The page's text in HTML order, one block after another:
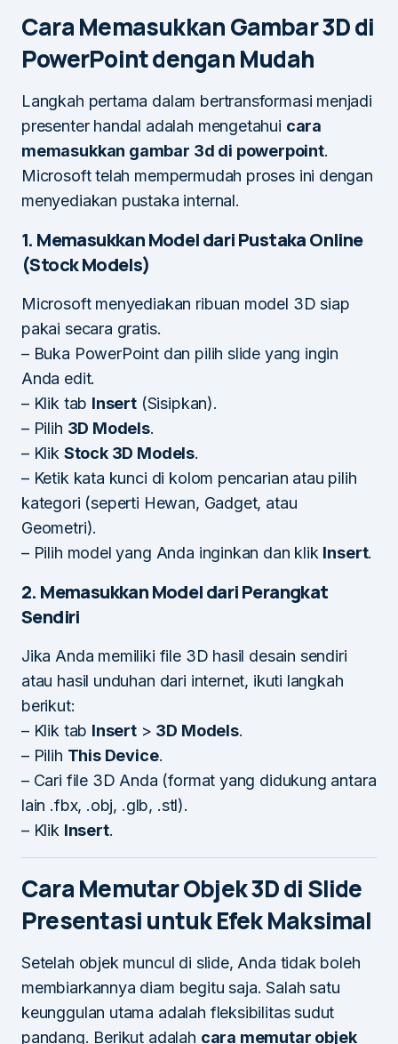
Cara Memasukkan Gambar 3D di
PowerPoint dengan Mudah
Langkah pertama dalam bertransformasi menjadi
presenter handal adalah mengetahui cara
memasukkan gambar 3d di powerpoint.
Microsoft telah mempermudah proses ini dengan
menyediakan pustaka internal.
1. Memasukkan Model dari Pustaka Online
(Stock Models)
Microsoft menyediakan ribuan model 3D siap
pakai secara gratis.
– Buka PowerPoint dan pilih slide yang ingin
Anda edit.
– Klik tab Insert(Sisipkan).
– Pilih 3D Models.
– Klik Stock 3D Models.
– Ketik kata kunci di kolom pencarian atau pilih
kategori (seperti Hewan, Gadget, atau
Geometri).
– Pilih model yang Anda inginkan dan klik Insert.
2. Memasukkan Model dari Perangkat
Sendiri
Jika Anda memiliki file 3D hasil desain sendiri
atau hasil unduhan dari internet, ikuti langkah
berikut:
– Klik tab Insert> 3D Models.
– Pilih This Device.
– Cari file 3D Anda (format yang didukung antara
lain .fbx, .obj, .glb, .stl).
– Klik Insert.
Cara Memutar Objek 3D di Slide
Presentasi untuk Efek Maksimal
Setelah objek muncul di slide, Anda tidak boleh
membiarkannya diam begitu saja. Salah satu
keunggulan utama adalah fleksibilitas sudut
pandang. Berikut adalah cara memutar objek